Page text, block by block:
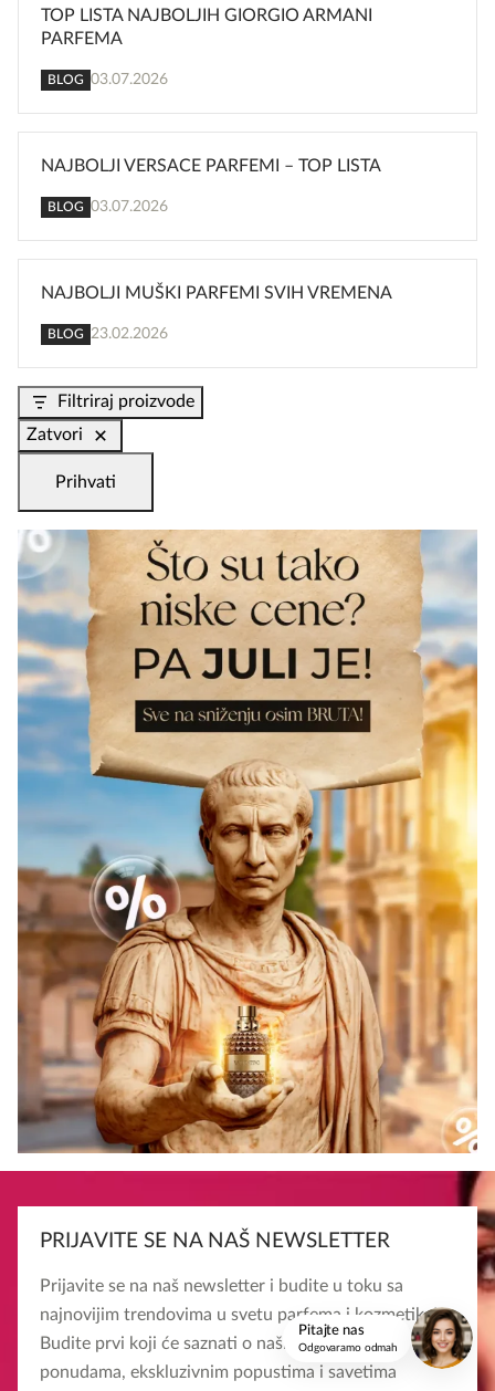
TOP LISTA NAJBOLJIH GIORGIO ARMANI
PARFEMA
BLOG 03.07.2026
NAJBOLJI VERSACE PARFEMI – TOP LISTA
BLOG 03.07.2026
NAJBOLJI MUŠKI PARFEMI SVIH VREMENA
BLOG 23.02.2026
Filtriraj proizvode
Zatvori
Prihvati
PRIJAVITE SE NA NAŠ NEWSLETTER
Prijavite se na naš newsletter i budite u toku sa
najnovijim trendovima u svetu parfema i kozmetike!
Budite prvi koji će saznati o našim specijalnim
ponudama, ekskluzivnim popustima i savetima
Pitajte nas
Odgovaramo odmah
onlinemedia.rs